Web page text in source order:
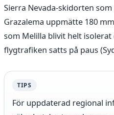
Sierra Nevada-skidorten
Grazalema uppmätte 180
som Melilla blivit helt
flygtrafiken satts på paus
TIPS
För uppdaterad regional